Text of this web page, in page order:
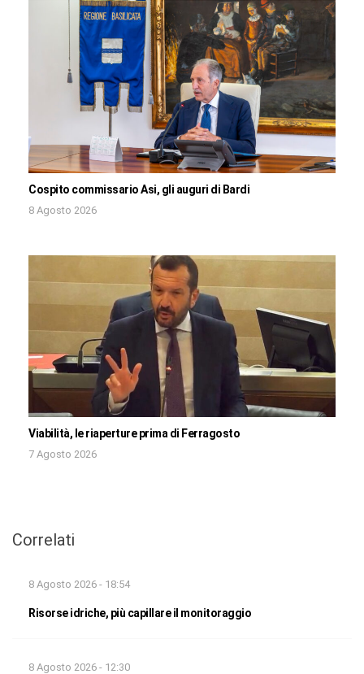
Cospito commissario Asi, gli auguri di Bardi
8 Agosto 2026
Viabilità, le riaperture prima di Ferragosto
7 Agosto 2026
Correlati
8 Agosto 2026 - 18:54
Risorse idriche, più capillare il monitoraggio
8 Agosto 2026 - 12:30